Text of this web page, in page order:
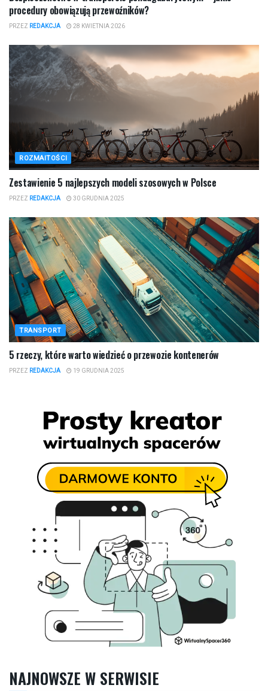
procedury obowiązują przewoźników?
PRZEZ REDAKCJA 28 KWIETNIA 2026
ROZMAITOŚCI
Zestawienie 5 najlepszych modeli szosowych w Polsce
PRZEZ REDAKCJA 30 GRUDNIA 2025
TRANSPORT
​5 rzeczy, które warto wiedzieć o przewozie kontenerów
PRZEZ REDAKCJA 19 GRUDNIA 2025
NAJNOWSZE W SERWISIE